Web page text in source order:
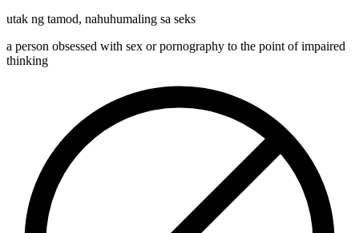
utak ng tamod, nahuhumaling sa seks
a person obsessed with sex or pornography to the point of impaired
thinking